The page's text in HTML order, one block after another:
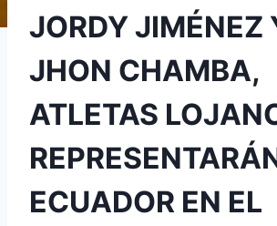
JORDY JIMÉNEZ
JHON CHAMBA,
ATLETAS
ECUADOR EN EL